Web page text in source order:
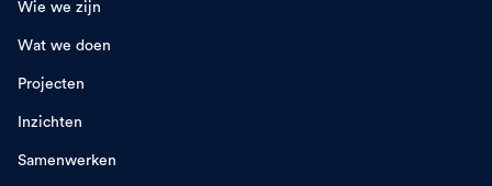
Wie we zijn
Wat we doen
Projecten
Inzichten
Samenwerken